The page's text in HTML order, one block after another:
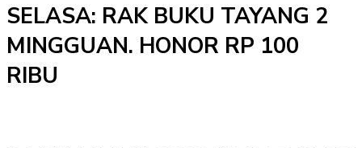
SELASA: RAK BUKU TAYANG 2
MINGGUAN. HONOR RP 100
RIBU